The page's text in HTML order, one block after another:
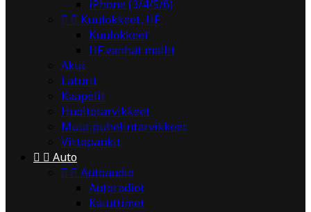
iPhone (3/4/5/6)
  Kuulokkeet, HF
Kuulokkeet
HF vanhat mallit
Akut
Laturit
Kaapelit
Huoltotarvikkeet
Muut puhelintarvikkeet
Virtapankit
  Auto
  Autoaudio
Autoradiot
Kaiuttimet